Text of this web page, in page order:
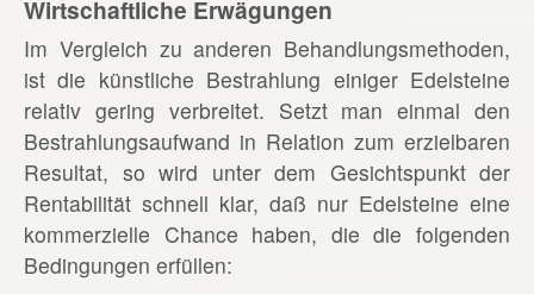
Wirtschaftliche Erwägungen
Im Vergleich zu anderen Behandlungsmethoden,
ist die künstliche Bestrahlung einiger Edelsteine
relativ gering verbreitet. Setzt man einmal den
Bestrahlungsaufwand in Relation zum erzielbaren
Resultat, so wird unter dem Gesichtspunkt der
Rentabilität schnell klar, daß nur Edelsteine eine
kommerzielle Chance haben, die die folgenden
Bedingungen erfüllen: